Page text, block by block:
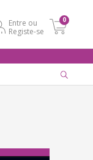
Entre ou
Registe-se
0